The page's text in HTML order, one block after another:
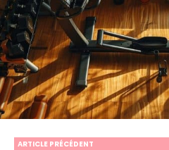
ARTICLE PRÉCÉDENT